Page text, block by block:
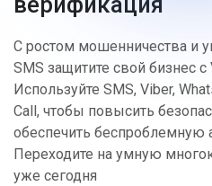
С ростом мошенничества и
SMS защитите свой бизнес с
Используйте SMS, Viber,
Call, чтобы повысить
обеспечить беспроблемную
Переходите на умную
уже сегодня